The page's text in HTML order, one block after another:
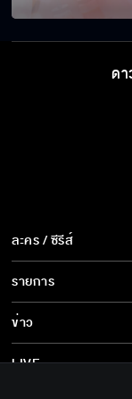
ดา
ละคร / ซีรีส์
ละคร/ซีรีส์
ซีรีส์นานาชาติ
การ์ตูน & เกม
รายการ
รายการทั้งหมด
ข่าว
ข่าวทั้งหมด
LIVE